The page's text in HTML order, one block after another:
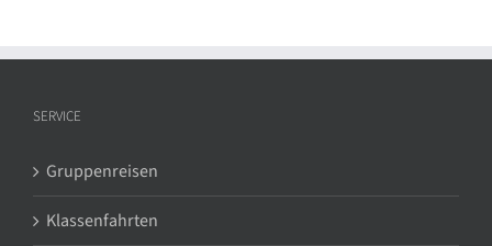
SERVICE
Gruppenreisen
Klassenfahrten